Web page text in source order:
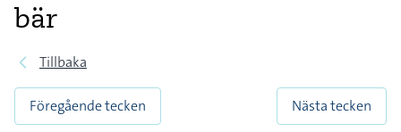
bär
Tillbaka
Föregående tecken
Nästa tecken